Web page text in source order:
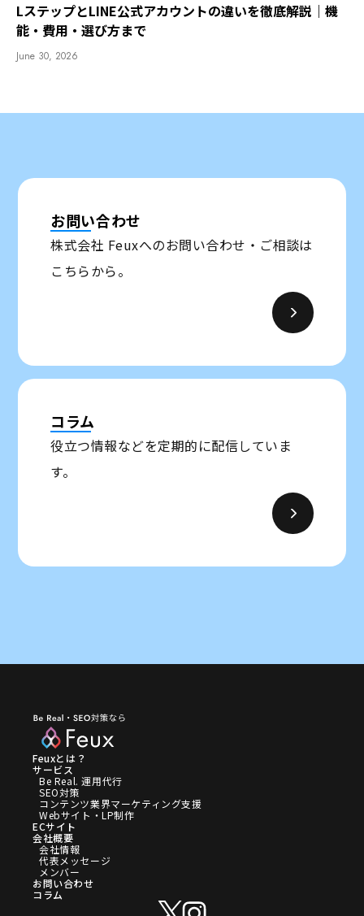
LステップとLINE公式アカウントの違いを徹底解説｜機
能・費用・選び方まで
June 30, 2026
お問い合わせ
株式会社 Feuxへのお問い合わせ・ご相談は
こちらから。
コラム
役立つ情報などを定期的に配信していま
す。
Feuxとは？
サービス
Be Real. 運用代行
SEO対策
コンテンツ業界マーケティング支援
Webサイト・LP制作
ECサイト
会社概要
会社情報
代表メッセージ
メンバー
お問い合わせ
コラム